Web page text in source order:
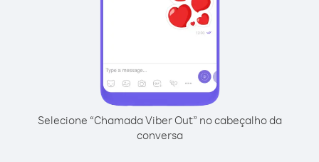
Selecione “Chamada Viber Out” no cabeçalho da
conversa